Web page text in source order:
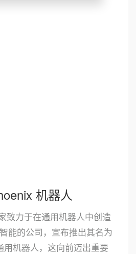
机器人
致力于在通用机器人中创造
能的公司，宣布推出其名为
用机器人，这向前迈出重要